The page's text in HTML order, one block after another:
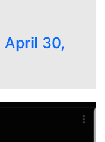
April 30,